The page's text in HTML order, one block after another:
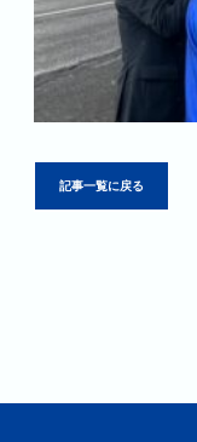
記事一覧に戻る